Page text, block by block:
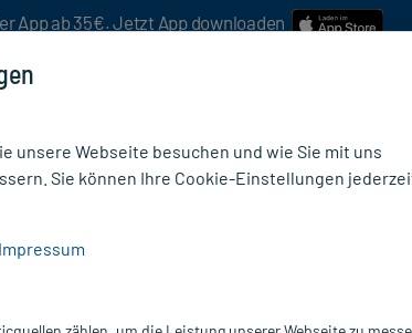
App ab 35€. Jetzt App downloaden
unsere Webseite besuchen und wie Sie mit uns
Sie können Ihre Cookie-Einstellungen
Impressum